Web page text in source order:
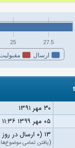
ارسال
25 27.5
۳۰ مهر ۱۳۹۱
۰۵ مهر ۱۳۹۹ ۱۱:۳۶ ق.ظ
۱۳ (۰ ارسال در روز | ۰ درصد از کل ارسال‌ها)
(یافتن تمامی موضوع‌ها